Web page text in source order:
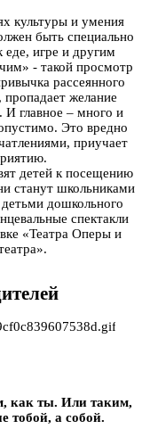
культуры и умения
быть специально
игре и другим
- такой просмотр
рассеянного
желание
И главное – много и
Это вредно
приучает
детей к посещению
станут школьниками
дошкольного
спектакли
«Театра Оперы и
как ты. Или таким,
тобой, а собой.